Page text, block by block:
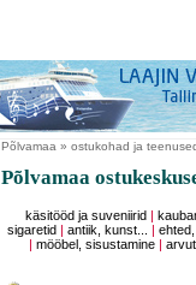
Põlvamaa » ostukohad ja
Põlvamaa
käsitööd ja suveniirid
sigaretid
|antiik, kunst... |
|mööbel, sisustamine |